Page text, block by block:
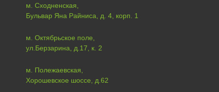
м. Сходненская,
Бульвар Яна Райниса, д. 4, корп. 1
м. Октябрьское поле,
ул.Берзарина, д.17, к. 2
м. Полежаевская,
Хорошевское шоссе, д.62